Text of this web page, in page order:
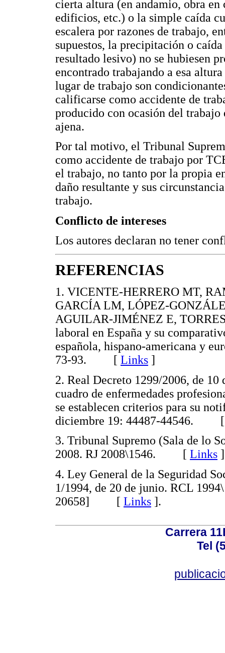
cierta altura (en andamio, obra en
edificios, etc.) o la simple caída
escalera por razones de trabajo,
supuestos, la precipitación o
resultado lesivo) no se hubiesen
encontrado trabajando a esa
lugar de trabajo son
calificarse como accidente de
producido con ocasión del trabajo
ajena.
Por tal motivo, el Tribunal
como accidente de trabajo por
el trabajo, no tanto por la propia
daño resultante y sus
trabajo.
Conflicto de intereses
Los autores declaran no tener
REFERENCIAS
1. VICENTE-HERRERO MT,
GARCÍA LM, LÓPEZ-
AGUILAR-JIMÉNEZ E,
laboral en España y su
española, hispano-americana y
73-93. [ Links ]
2. Real Decreto 1299/2006, de 10
cuadro de enfermedades
se establecen criterios para su
diciembre 19: 44487-44546.
3. Tribunal Supremo (Sala de lo
2008. RJ 2008\1546. [ Links ]
4. Ley General de la Seguridad
1/1994, de 20 de junio. RCL
20658] [ Links ].
Carrera
Tel